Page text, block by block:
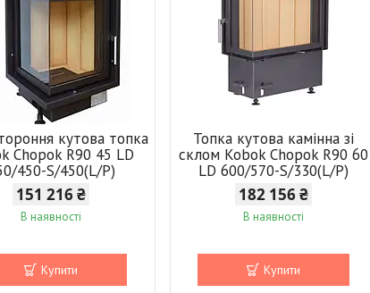
кутова топка
Chopok R90 45 LD
450-S/450(L/P)
151 216 ₴
В наявності
Купити
Топка кутова камінна зі
склом Kobok Chopok R90 60
LD 600/570-S/330(L/P)
182 156 ₴
В наявності
Купити